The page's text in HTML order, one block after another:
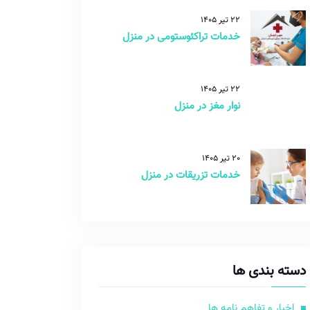
22 تیر 1405
خدمات تراکئوستومی در منزل
22 تیر 1405
نوار مغز در منزل
20 تیر 1405
خدمات تزریقات در منزل
دسته بندی ها